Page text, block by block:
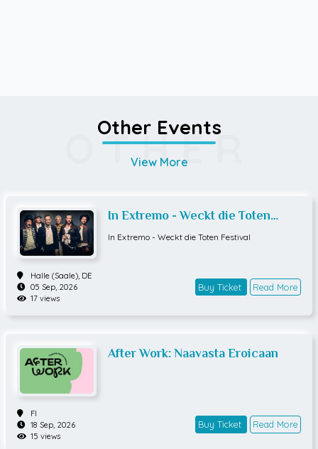
OTHER
Other Events
View More
In Extremo - Weckt die Toten
Festival
In Extremo - Weckt die Toten Festival
Halle (Saale), DE
05 Sep, 2026
17 views
Buy Ticket Read More
After Work: Naavasta Eroicaan
FI
18 Sep, 2026
15 views
Buy Ticket Read More